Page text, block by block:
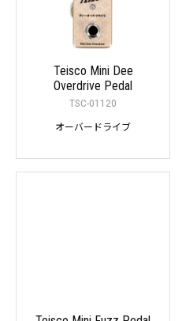
Teisco Mini Dee
Overdrive Pedal
TSC-01120
オーバードライブ